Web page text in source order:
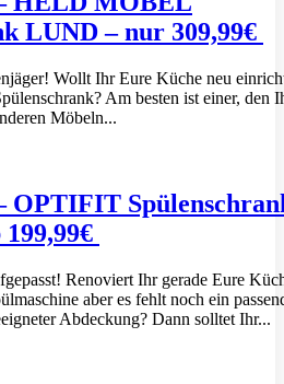
LUND – nur 309,99€
Wollt Ihr Eure Küche neu
Am besten ist einer, den
Möbeln...
OPTIFIT
Renoviert Ihr gerade Eure
aber es fehlt noch ein
Abdeckung? Dann solltet Ihr...